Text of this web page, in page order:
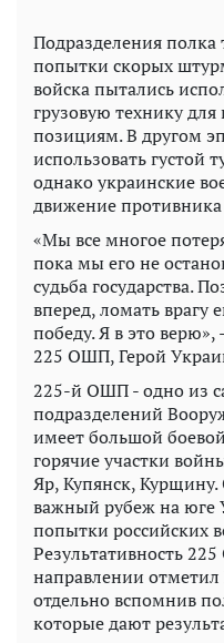
Подразделения полка
попытки скорых
войска пытались
грузовую технику
позициям. В другом
использовать густой
однако украинские
движение
«Мы все многое
пока мы его не
судьба государства.
вперед, ломать врагу
победу. Я в это
225 ОШП, Герой
225-й ОШП - одно из
подразделений
имеет большой
горячие участки
Яр, Купянск,
важный рубеж на юге
попытки российских
Результативность
направлении
отдельно вспомнив
которые дают